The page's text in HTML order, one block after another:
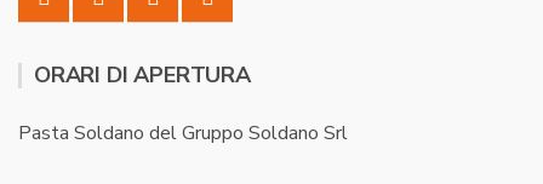
ORARI DI APERTURA
Pasta Soldano del Gruppo Soldano Srl